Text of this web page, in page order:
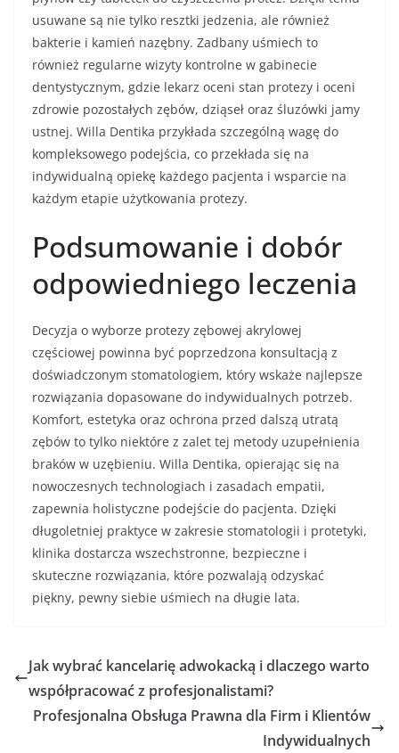
usuwane są nie tylko resztki jedzenia, ale również
bakterie i kamień nazębny. Zadbany uśmiech to
również regularne wizyty kontrolne w gabinecie
dentystycznym, gdzie lekarz oceni stan protezy i oceni
zdrowie pozostałych zębów, dziąseł oraz śluzówki jamy
ustnej. Willa Dentika przykłada szczególną wagę do
kompleksowego podejścia, co przekłada się na
indywidualną opiekę każdego pacjenta i wsparcie na
każdym etapie użytkowania protezy.
Podsumowanie i dobór
odpowiedniego leczenia
Decyzja o wyborze protezy zębowej akrylowej
częściowej powinna być poprzedzona konsultacją z
doświadczonym stomatologiem, który wskaże najlepsze
rozwiązania dopasowane do indywidualnych potrzeb.
Komfort, estetyka oraz ochrona przed dalszą utratą
zębów to tylko niektóre z zalet tej metody uzupełnienia
braków w uzębieniu. Willa Dentika, opierając się na
nowoczesnych technologiach i zasadach empatii,
zapewnia holistyczne podejście do pacjenta. Dzięki
długoletniej praktyce w zakresie stomatologii i protetyki,
klinika dostarcza wszechstronne, bezpieczne i
skuteczne rozwiązania, które pozwalają odzyskać
piękny, pewny siebie uśmiech na długie lata.
Jak wybrać kancelarię adwokacką i dlaczego warto
współpracować z profesjonalistami?
Profesjonalna Obsługa Prawna dla Firm i Klientów
Indywidualnych